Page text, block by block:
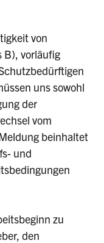
von
B), vorläufig
uns sowohl
der
vom
beinhaltet
und
zu
den